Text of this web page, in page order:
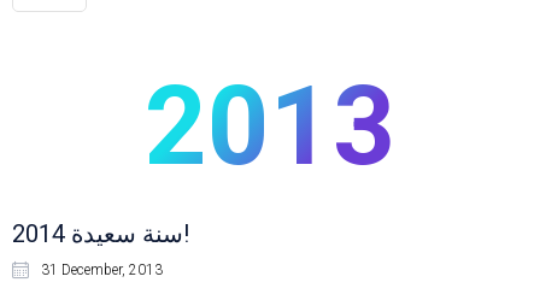
2013
سنة سعيدة 2014!
31 December, 2013